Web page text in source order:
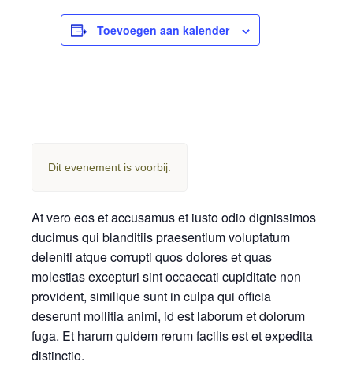
Toevoegen aan kalender
Dit evenement is voorbij.
At vero eos et accusamus et iusto odio dignissimos
ducimus qui blanditiis praesentium voluptatum
deleniti atque corrupti quos dolores et quas
molestias excepturi sint occaecati cupiditate non
provident, similique sunt in culpa qui officia
deserunt mollitia animi, id est laborum et dolorum
fuga. Et harum quidem rerum facilis est et expedita
distinctio.